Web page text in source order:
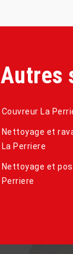
Autres
Couvreur La
Nettoyage et
La Perriere
Nettoyage et
Perriere